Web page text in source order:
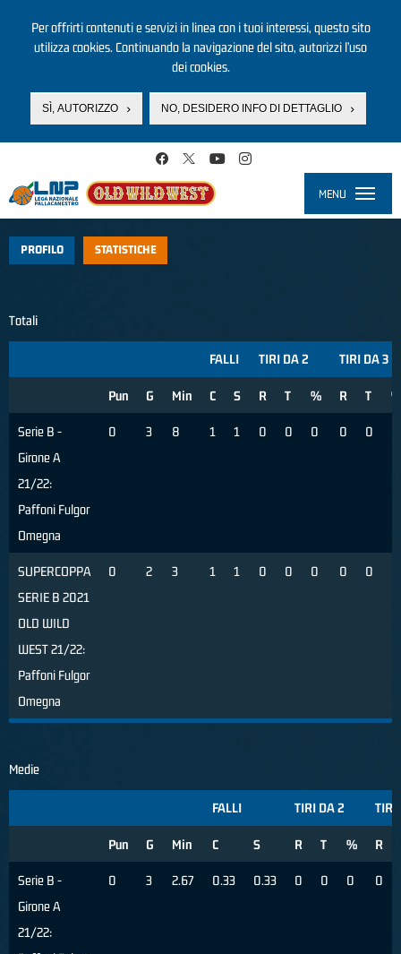
Per offrirti contenuti e servizi in linea con i tuoi interessi, questo sito
utilizza cookies. Continuando la navigazione del sito, autorizzi l’uso
dei cookies.
SÌ, AUTORIZZO NO, DESIDERO INFO DI DETTAGLIO
MENU
PROFILO STATISTICHE
Totali
FALLI TIRI DA 2 TIRI DA 3
Pun G Min C S R T % R T %
Serie B -
Girone A
21/22:
Paffoni Fulgor
Omegna
0 3 8 1 1 0 0 0 0 0
SUPERCOPPA
SERIE B 2021
OLD WILD
WEST 21/22:
Paffoni Fulgor
Omegna
0 2 3 1 1 0 0 0 0 0
Medie
FALLI TIRI DA 2 TIRI
Pun G Min C S R T % R
Serie B -
Girone A
21/22:
0 3 2.67 0.33 0.33 0 0 0 0